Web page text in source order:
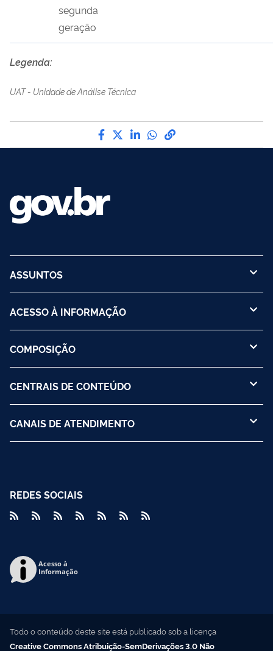
segunda
geração
Legenda:
UAT - Unidade de Análise Técnica
Compartilhe por Facebook
Compartilhe por Twitter
Compartilhe por
Compartilhe por
link para Copiar
ASSUNTOS
ACESSO À INFORMAÇÃO
COMPOSIÇÃO
CENTRAIS DE CONTEÚDO
CANAIS DE ATENDIMENTO
REDES SOCIAIS
Acesso à
Informação
Todo o conteúdo deste site está publicado sob a licença
Creative Commons Atribuição-SemDerivações 3.0 Não